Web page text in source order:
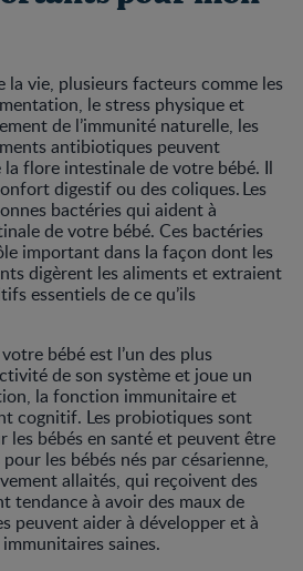
la vie, plusieurs facteurs comme les
le stress physique et
de l’immunité naturelle, les
antibiotiques peuvent
la flore intestinale de votre bébé. Il
digestif ou des coliques. Les
bactéries qui aident à
de votre bébé. Ces bactéries
important dans la façon dont les
digèrent les aliments et extraient
essentiels de ce qu’ils
bébé est l’un des plus
de son système et joue un
la fonction immunitaire et
cognitif. Les probiotiques sont
les bébés en santé et peuvent être
les bébés nés par césarienne,
allaités, qui reçoivent des
tendance à avoir des maux de
peuvent aider à développer et à
saines.